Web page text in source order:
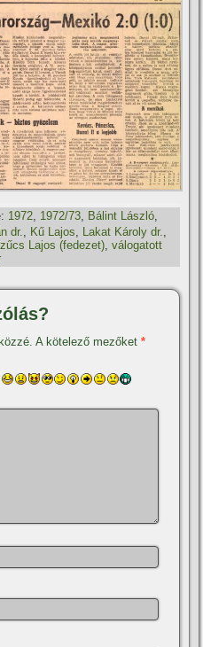
1972, 1972/73, Bálint László,
dr., Kű Lajos, Lakat Károly dr.,
Lajos (fedezet),válogatott
A kötelező mezőket*